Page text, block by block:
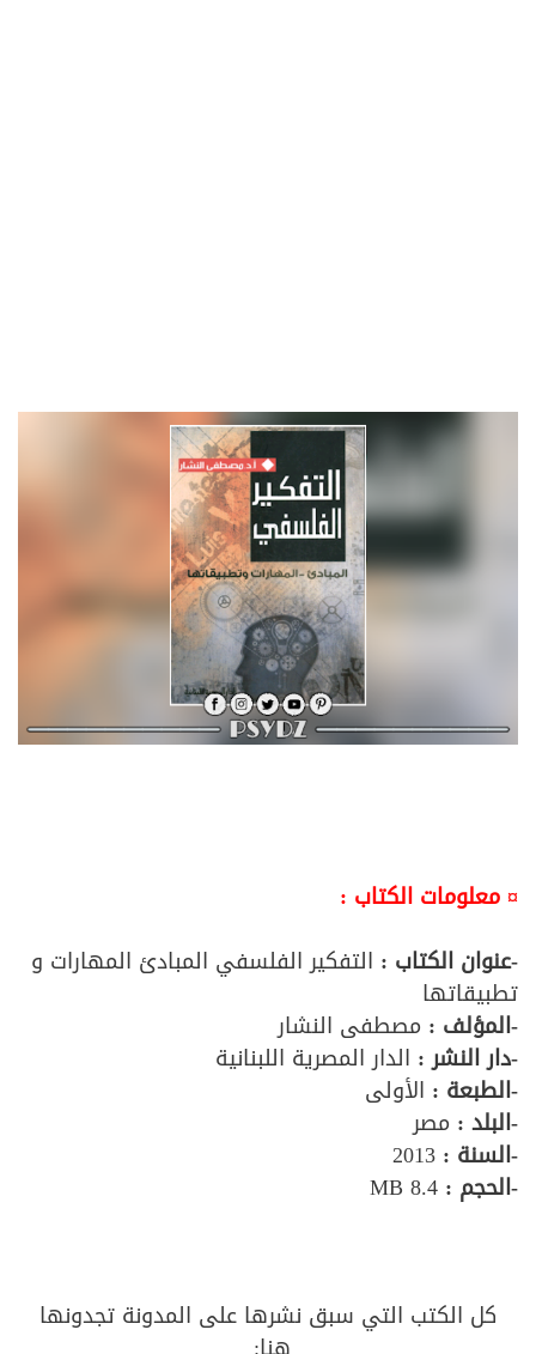
¤ معلومات الكتاب :
-عنوان الكتاب : التفكير الفلسفي المبادئ المهارات و
تطبيقاتها
-المؤلف : مصطفى النشار
-دار النشر : الدار المصرية اللبنانية
-الطبعة : الأولى
-البلد : مصر
-السنة :
-الحجم :
كل الكتب التي سبق نشرها على المدونة تجدونها